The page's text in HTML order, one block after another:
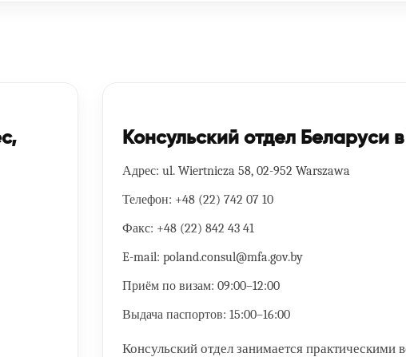
Консульский отдел Беларуси
Адрес: ul. Wiertnicza 58, 02-952 Warszawa
Телефон: +48 (22) 742 07 10
Факс: +48 (22) 842 43 41
E-mail: poland.consul@mfa.gov.by
Приём по визам: 09:00–12:00
Выдача паспортов: 15:00–16:00
Консульский отдел занимается практическими